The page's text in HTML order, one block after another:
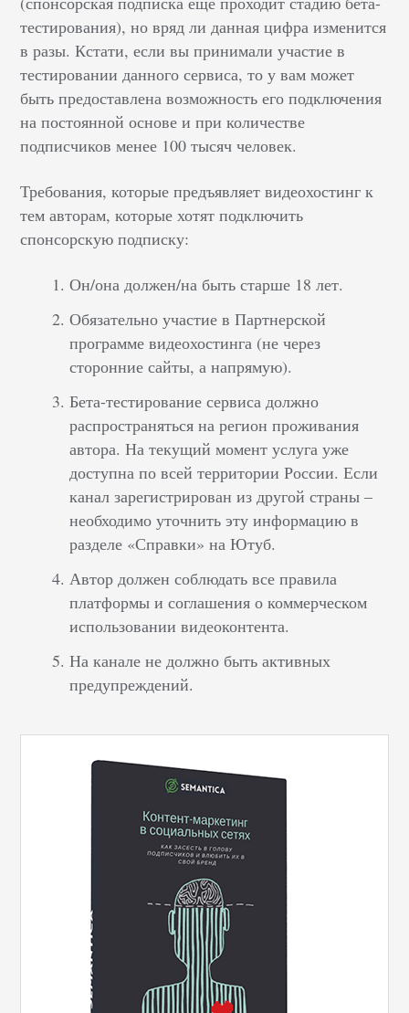
тестирования), но вряд ли данная цифра изменится
в разы. Кстати, если вы принимали участие в
тестировании данного сервиса, то у вам может
быть предоставлена возможность его подключения
на постоянной основе и при количестве
подписчиков менее 100 тысяч человек.
Требования, которые предъявляет видеохостинг к
тем авторам, которые хотят подключить
спонсорскую подписку:
Он/она должен/на быть старше 18 лет.
Обязательно участие в Партнерской
программе видеохостинга (не через
сторонние сайты, а напрямую).
Бета-тестирование сервиса должно
распространяться на регион проживания
автора. На текущий момент услуга уже
доступна по всей территории России. Если
канал зарегистрирован из другой страны –
необходимо уточнить эту информацию в
разделе «Справки» на Ютуб.
Автор должен соблюдать все правила
платформы и соглашения о коммерческом
использовании видеоконтента.
На канале не должно быть активных
предупреждений.